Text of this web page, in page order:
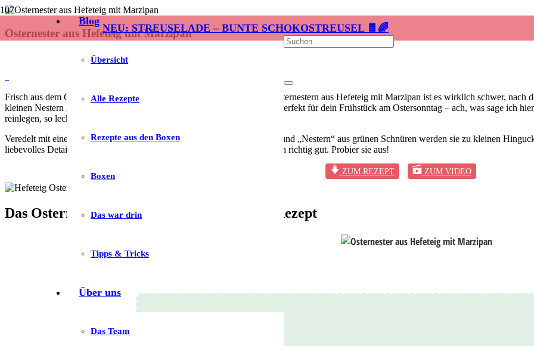
NEU: STREUSELADE – BUNTE SCHOKOSTREUSEL 🍫🌈
Blog
Übersicht
Alle Rezepte
Rezepte aus den Boxen
Boxen
Das war drin
Tipps & Tricks
Über uns
Das Team
Osternester aus Hefeteig mit Marzipan
Frisch aus dem Ofen, noch leicht warm und herrlich weich: Bei diesen Osternestern aus Hefeteig mit Marzipan ist es wirklich schwer,
kleinen Nestern geformt und um ein Ei gelegt. Die kleinen Teilchen sind perfekt für dein Frühstück am Ostersonntag – ach, was sage ich
reinlegen, so lecker sind sie! 🤤
Veredelt mit einem feinen Schokodrip,Streuselade
Bunte Schokostreusel und „Nestern“ aus grünen Schnüren werden sie zu kleinen
liebevolles Detail im Osternest. Sie sind unkompliziert, hübsch und einfach richtig gut. Probier sie aus!
ZUM REZEPT ZUM VIDEO
Das Osternester aus Hefeteig mit Marzipan Rezept